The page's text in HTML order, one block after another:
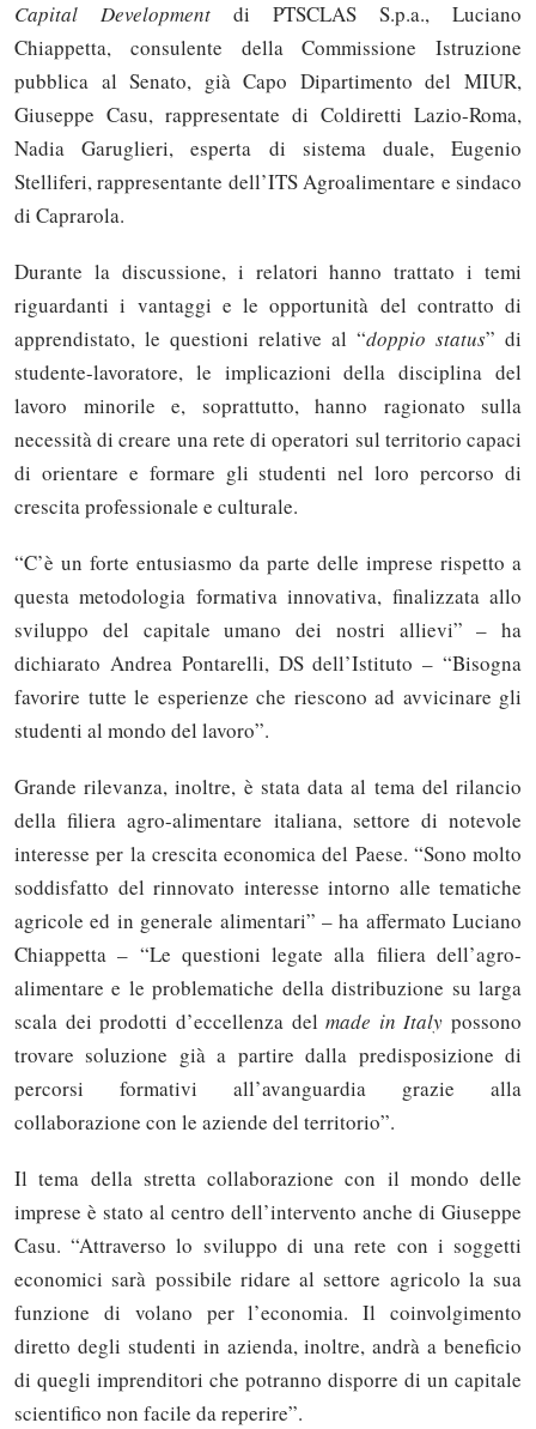
Capital Development di PTSCLAS S.p.a., Luciano
Chiappetta, consulente della Commissione Istruzione
pubblica al Senato, già Capo Dipartimento del MIUR,
Giuseppe Casu, rappresentate di Coldiretti Lazio-Roma,
Nadia Garuglieri, esperta di sistema duale, Eugenio
Stelliferi, rappresentante dell’ITS Agroalimentare e sindaco
di Caprarola.
Durante la discussione, i relatori hanno trattato i temi
riguardanti i vantaggi e le opportunità del contratto di
apprendistato, le questioni relative al “doppio status” di
studente-lavoratore, le implicazioni della disciplina del
lavoro minorile e, soprattutto, hanno ragionato sulla
necessità di creare una rete di operatori sul territorio capaci
di orientare e formare gli studenti nel loro percorso di
crescita professionale e culturale.
“C’è un forte entusiasmo da parte delle imprese rispetto a
questa metodologia formativa innovativa, finalizzata allo
sviluppo del capitale umano dei nostri allievi” – ha
dichiarato Andrea Pontarelli, DS dell’Istituto – “Bisogna
favorire tutte le esperienze che riescono ad avvicinare gli
studenti al mondo del lavoro”.
Grande rilevanza, inoltre, è stata data al tema del rilancio
della filiera agro-alimentare italiana, settore di notevole
interesse per la crescita economica del Paese. “Sono molto
soddisfatto del rinnovato interesse intorno alle tematiche
agricole ed in generale alimentari” – ha affermato Luciano
Chiappetta – “Le questioni legate alla filiera dell’agro-
alimentare e le problematiche della distribuzione su larga
scala dei prodotti d’eccellenza delmade in Italy possono
trovare soluzione già a partire dalla predisposizione di
percorsi formativi all’avanguardia grazie alla
collaborazione con le aziende del territorio”.
Il tema della stretta collaborazione con il mondo delle
imprese è stato al centro dell’intervento anche di Giuseppe
Casu. “Attraverso lo sviluppo di una rete con i soggetti
economici sarà possibile ridare al settore agricolo la sua
funzione di volano per l’economia. Il coinvolgimento
diretto degli studenti in azienda, inoltre, andrà a beneficio
di quegli imprenditori che potranno disporre di un capitale
scientifico non facile da reperire”.